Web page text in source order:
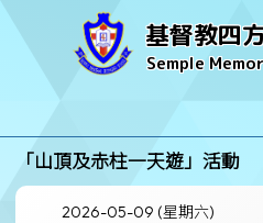
基督教四
Semple
「山頂及赤柱一天遊」活動
2026-05-09 (星期六)